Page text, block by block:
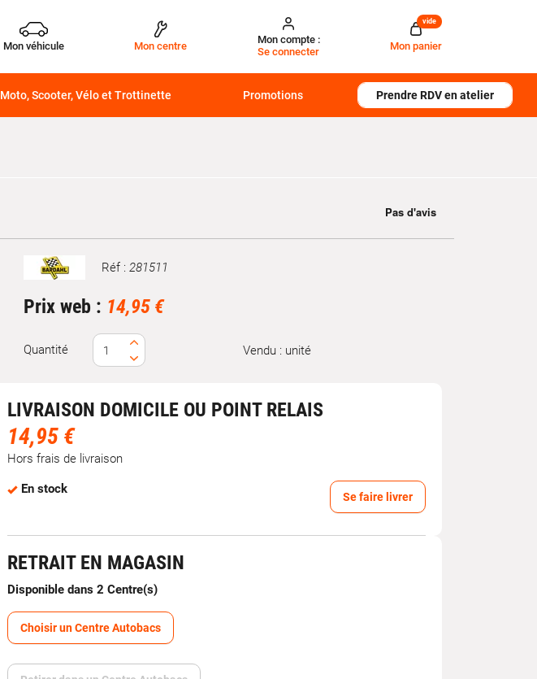
Mon véhicule Mon centre
Mon compte :
Se connecter
Mon panier
vide
Moto, Scooter, Vélo et Trottinette Promotions Prendre RDV en atelier
Marque Réf : 281511
Prix web : 14,95 €
Quantité Vendu : unité
LIVRAISON DOMICILE OU POINT RELAIS
14,95 €
Hors frais de livraison
En stock
Se faire livrer
RETRAIT EN MAGASIN
Disponible dans 2 Centre(s)
Choisir un Centre Autobacs